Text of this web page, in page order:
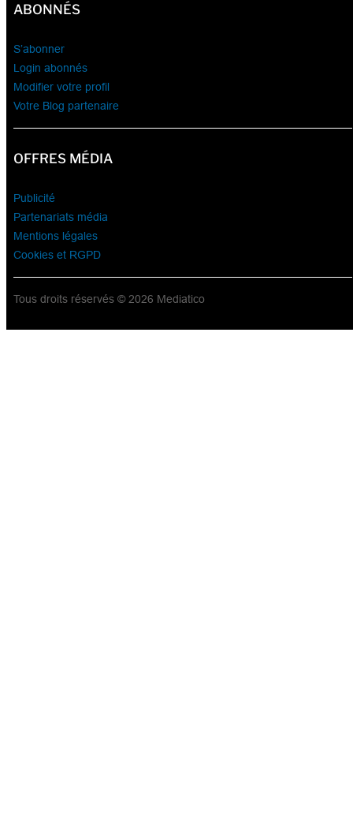
ABONNÉS
S’abonner
Login abonnés
Modifier votre profil
Votre Blog partenaire
OFFRES MÉDIA
Publicité
Partenariats média
Mentions légales
Cookies et RGPD
Tous droits réservés © 2026 Mediatico